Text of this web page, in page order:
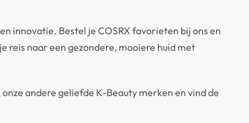
innovatie. Bestel je COSRX favorieten bij ons en
reis naar een gezondere, mooiere huid met
andere geliefde K-Beauty merken en vind de